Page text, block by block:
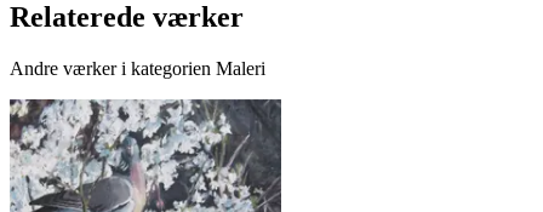
Relaterede værker
Andre værker i kategorien Maleri